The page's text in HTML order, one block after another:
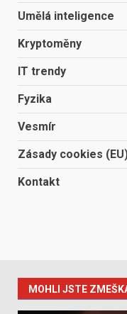
Umělá inteligence
Kryptoměny
IT trendy
Fyzika
Vesmír
Zásady cookies
Kontakt
MOHLI JSTE